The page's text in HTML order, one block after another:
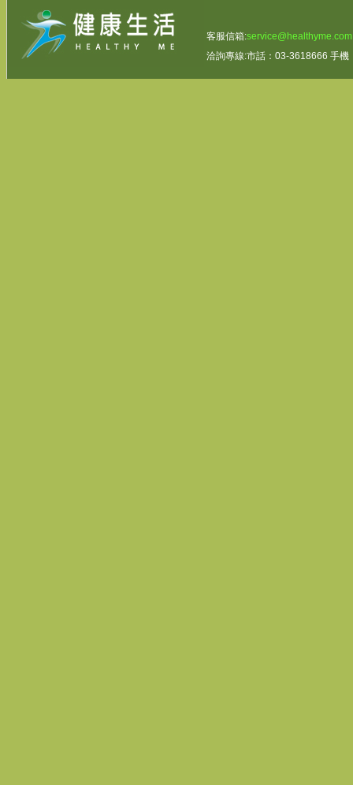
客服信箱:
洽詢專線:市話：03-3618666 手